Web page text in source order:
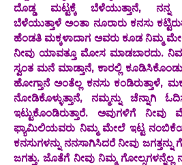
ದೊಡ್ಡ ಮಟ್ಟಕ್ಕೆ ಬೆಳೆಯುತ್ತಾನೆ,
ಬೆಳೆಯುತ್ತಾಳೆ ಅಂತಾ ನೂರಾರು ಕನಸು
ಹೆಂಡತಿ ಮಕ್ಕಳಾದಾಗ ಅವರು ಕೂಡ ನಿಮ್ಮ
ನೀವು ಯಾವತ್ತೂ ಮೋಸ ಮಾಡಬಾರದು.
ಸ್ವಂತ ಮನೆ ಮಾಡ್ತಾನೆ, ಕಾರಲ್ಲಿ
ಹೋಗ್ತಾನೆ ಅಂತೆಲ್ಲ ಕನಸು ಕಂಡಿರುತ್ತಾಳೆ,
ನೋಡಿಕೊಳ್ಳುತ್ತಾನೆ, ನಮ್ಮನ್ನು ಚೆನ್ನಾಗಿ
ಇಟ್ಟುಕೊಂಡಿರುತ್ತಾರೆ. ಅವುಗಳಿಗೆ
ಫ್ಯಾಮಿಲಿಯವರು ನಿಮ್ಮ ಮೇಲೆ ಇಟ್ಟ
ಕನಸುಗಳನ್ನು ನನಸಾಗಿಸಿದರೆ ನೀವು
ಜಗತ್ತು. ಜೊತೆಗೆ ನೀವು ನಿಮ್ಮ ಗೋಲ್ಸಗಳನ್ನೆಲ್ಲ